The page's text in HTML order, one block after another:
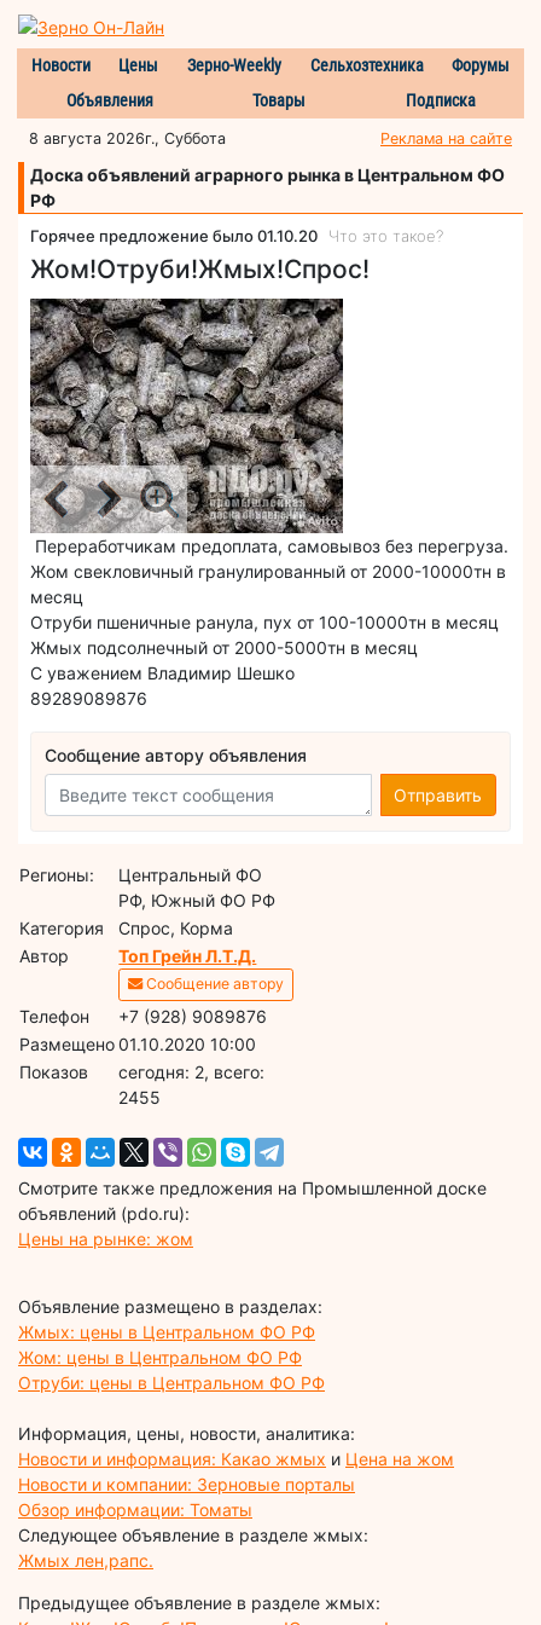
Новости Цены Зерно-Weekly Сельхозтехника
Форумы
Объявления
Товары Подписка
8 августа 2026г., Суббота Реклама на сайте
Доска объявлений аграрного рынка в Центральном ФО
РФ
Горячее предложение было 01.10.20 Что это такое?
Жом!Отруби!Жмых!Спрос!
Переработчикам предоплата, самовывоз без перегруза.
Жом свекловичный гранулированный от 2000-10000тн в
месяц
Отруби пшеничные ранула, пух от 100-10000тн в месяц
Жмых подсолнечный от 2000-5000тн в месяц
С уважением Владимир Шешко
89289089876
Сообщение автору объявления
Отправить
Регионы:
Центральный ФО
РФ, Южный ФО РФ
Категория
Спрос, Корма
Автор
Топ Грейн Л.Т.Д.
Сообщение автору
Телефон
+7 (928) 9089876
Размещено01.10.2020 10:00
Показов
cегодня: 2, всего:
2455
Смотрите также предложения на Промышленной доске
объявлений (pdo.ru):
Цены на рынке: жом
Объявление размещено в разделах:
Жмых: цены в Центральном ФО РФ
Жом: цены в Центральном ФО РФ
Отруби: цены в Центральном ФО РФ
Информация, цены, новости, аналитика:
Новости и информация: Какао жмых и Цена на жом
Новости и компании: Зерновые порталы
Обзор информации: Томаты
Следующее объявление в разделе жмых:
Жмых лен,рапс.
Предыдущее объявление в разделе жмых: